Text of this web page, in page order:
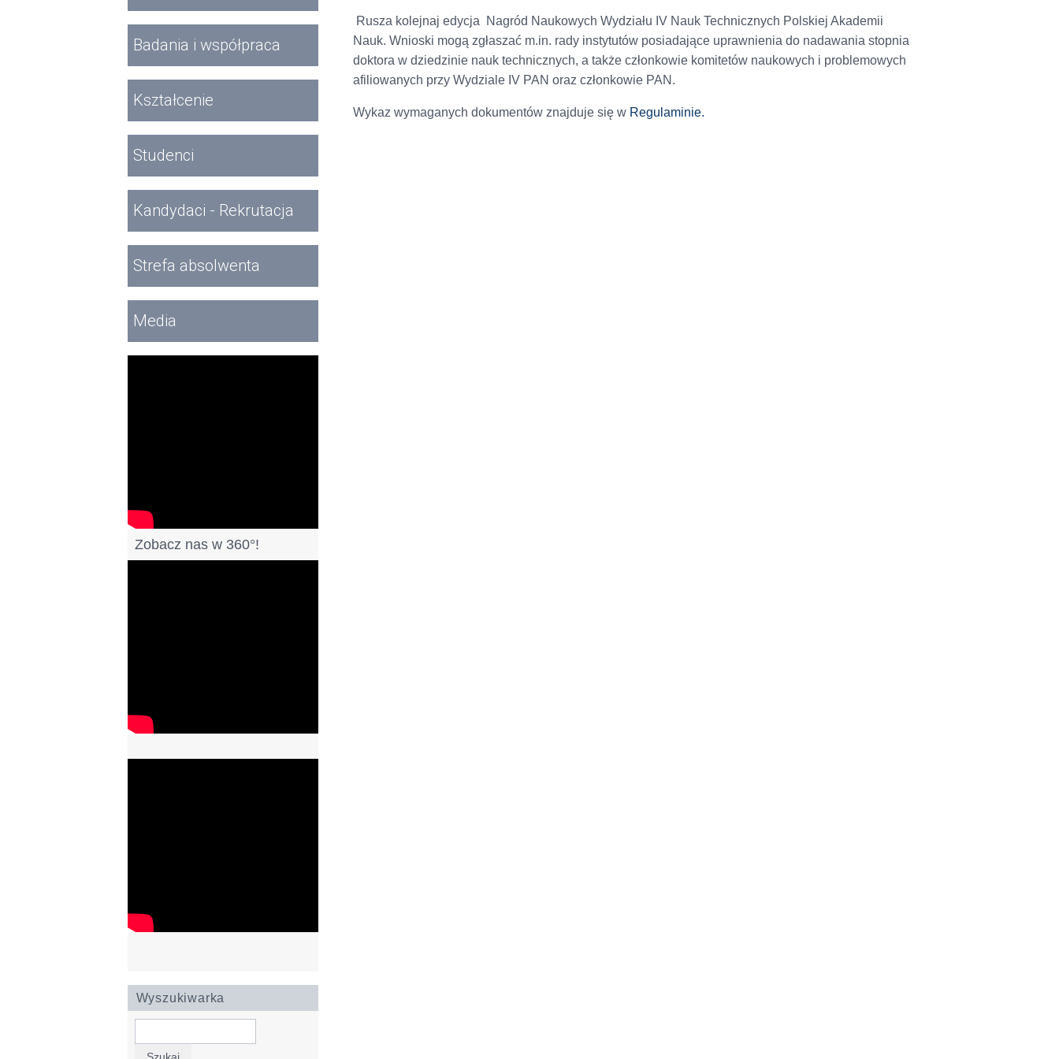
Badania i współpraca
Kształcenie
Studenci
Kandydaci - Rekrutacja
Strefa absolwenta
Media
Zobacz nas w 360°!
Wyszukiwarka
Rusza kolejnaj edycja Nagród Naukowych Wydziału IV Nauk Technicznych Polskiej Akademii
Nauk. Wnioski mogą zgłaszać m.in. rady instytutów posiadające uprawnienia do nadawania stopnia
doktora w dziedzinie nauk technicznych, a także członkowie komitetów naukowych i problemowych
afiliowanych przy Wydziale IV PAN oraz członkowie PAN.
Wykaz wymaganych dokumentów znajduje się w Regulaminie.